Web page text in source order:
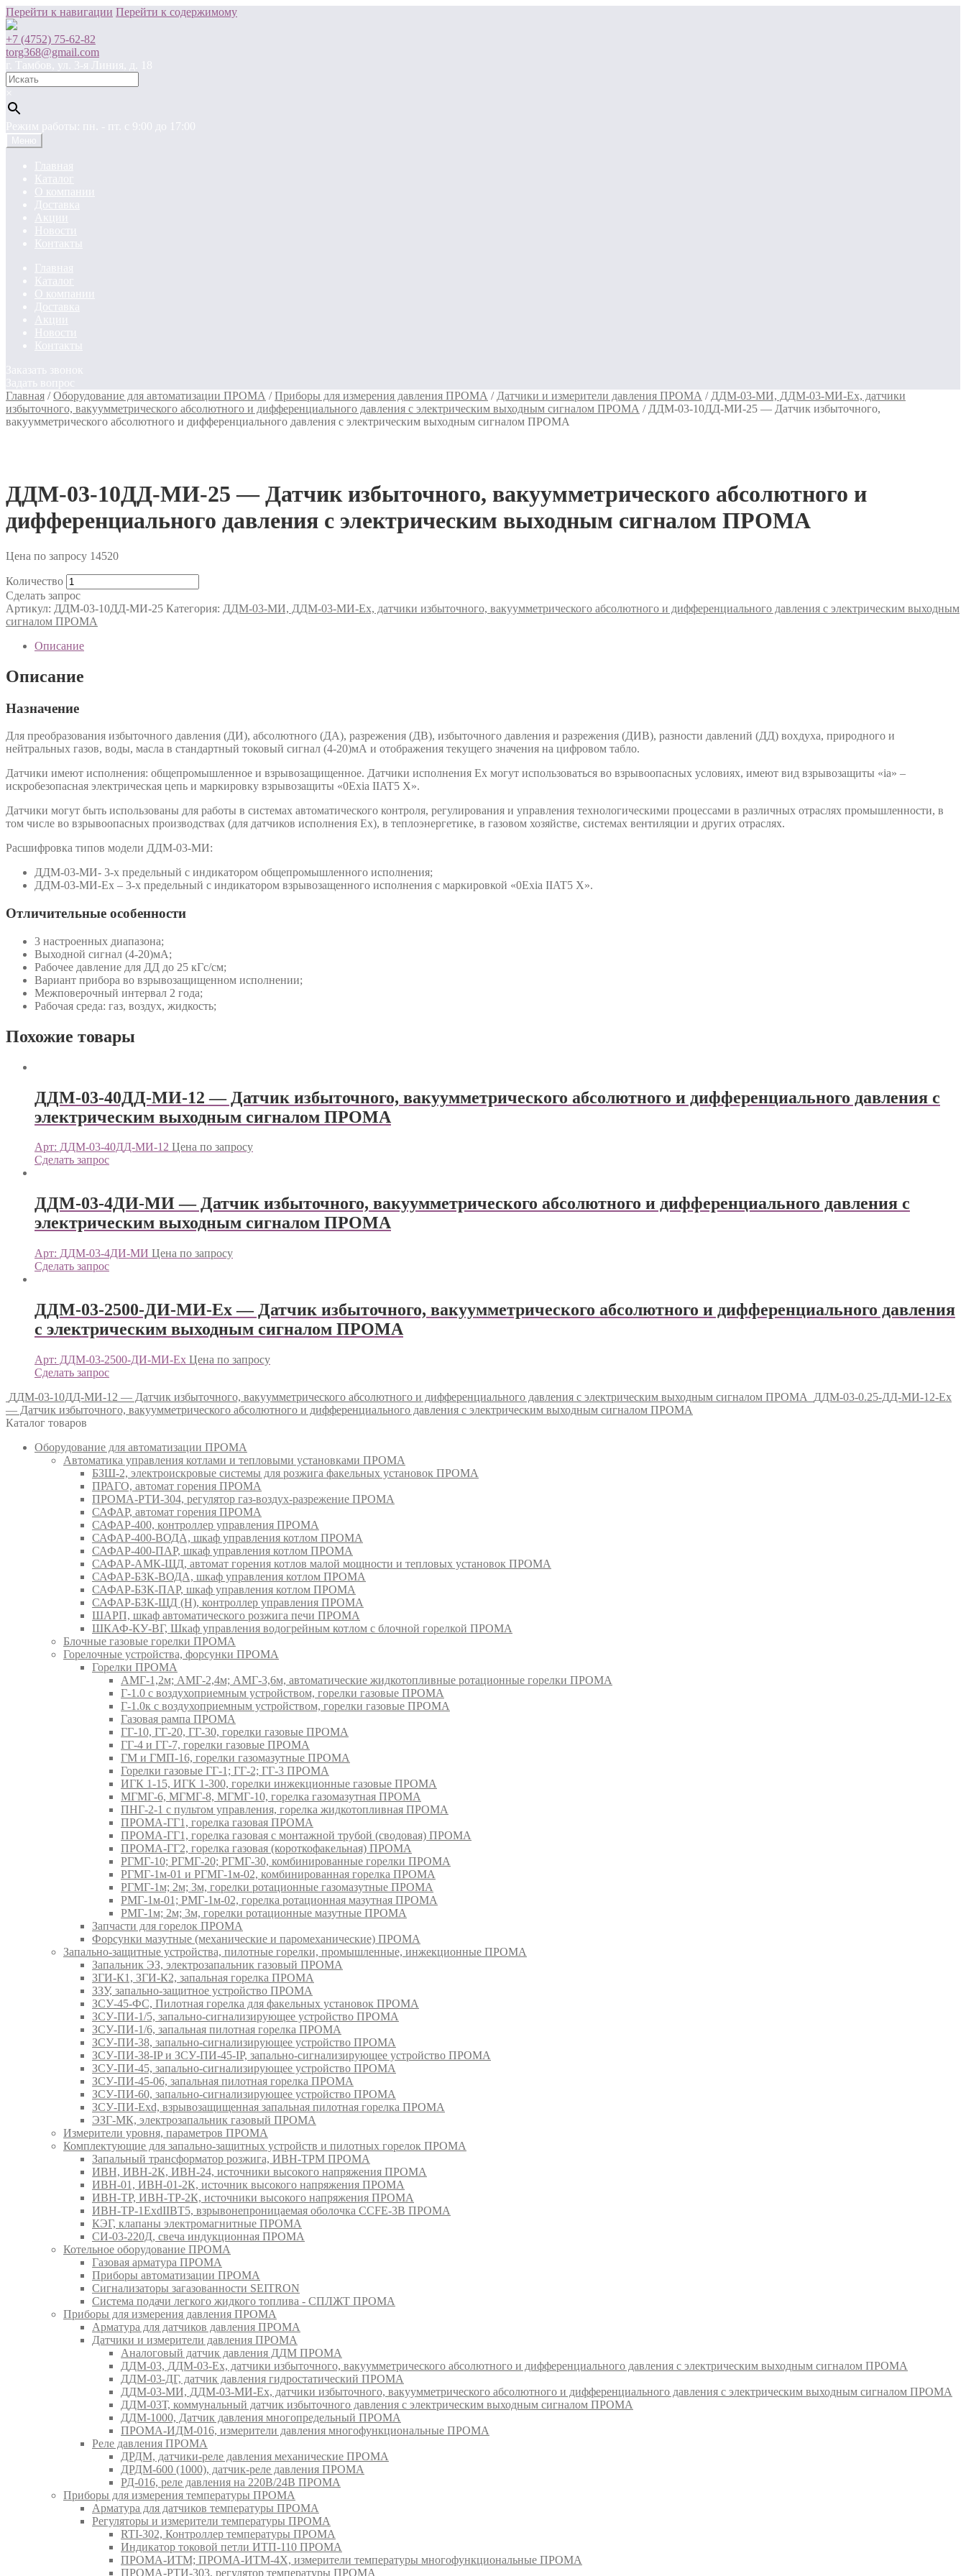
Перейти к навигации Перейти к содержимому
+7 (4752) 75-62-82
torg368@gmail.com
г. Тамбов, ул. 3-я Линия, д. 18
×
Режим работы: пн. - пт. c 9:00 до 17:00
Меню
Главная
Каталог
О компании
Доставка
Акции
Новости
Контакты
Главная
Каталог
О компании
Доставка
Акции
Новости
Контакты
Заказать звонок
Задать вопрос
Главная /Оборудование для автоматизации ПРОМА /Приборы для измерения давления ПРОМА / Датчики и измерители давления ПРОМА / ДДМ-03-МИ, ДДМ-03-МИ-Ех, датчики
избыточного, вакуумметрического абсолютного и дифференциального давления с электрическим выходным сигналом ПРОМА / ДДМ-03-10ДД-МИ-25 — Датчик избыточного,
вакуумметрического абсолютного и дифференциального давления с электрическим выходным сигналом ПРОМА
ДДМ-03-10ДД-МИ-25 — Датчик избыточного, вакуумметрического абсолютного и
дифференциального давления с электрическим выходным сигналом ПРОМА
Цена по запросу 14520
Количество
Сделать запрос
Артикул: ДДМ-03-10ДД-МИ-25 Категория: ДДМ-03-МИ, ДДМ-03-МИ-Ех, датчики избыточного, вакуумметрического абсолютного и дифференциального давления с электрическим выходным
сигналом ПРОМА
Описание
Описание
Назначение
Для преобразования избыточного давления (ДИ), абсолютного (ДА), разрежения (ДВ), избыточного давления и разрежения (ДИВ), разности давлений (ДД) вохдуха, природного и
нейтральных газов, воды, масла в стандартный токовый сигнал (4-20)мА и отображения текущего значения на цифровом табло.
Датчики имеют исполнения: общепромышленное и взрывозащищенное. Датчики исполнения Ех могут использоваться во взрывоопасных условиях, имеют вид взрывозащиты «ia» –
искробезопасная электрическая цепь и маркировку взрывозащиты «0Exia IIAT5 Х».
Датчики могут быть использованы для работы в системах автоматического контроля, регулирования и управления технологическими процессами в различных отраслях промышленности, в
том числе во взрывоопасных производствах (для датчиков исполнения Ех), в теплоэнергетике, в газовом хозяйстве, системах вентиляции и других отраслях.
Расшифровка типов модели ДДМ-03-МИ:
ДДМ-03-МИ- 3-х предельный с индикатором общепромышленного исполнения;
ДДМ-03-МИ-Ех – 3-х предельный с индикатором взрывозащенного исполнения с маркировкой «0Exia IIAT5 Х».
Отличительные особенности
3 настроенных диапазона;
Выходной сигнал (4-20)мА;
Рабочее давление для ДД до 25 кГс/см;
Вариант прибора во взрывозащищенном исполнении;
Межповерочный интервал 2 года;
Рабочая среда: газ, воздух, жидкость;
Похожие товары
ДДМ-03-40ДД-МИ-12 — Датчик избыточного, вакуумметрического абсолютного и дифференциального давления с
электрическим выходным сигналом ПРОМА
Арт: ДДМ-03-40ДД-МИ-12 Цена по запросу
Сделать запрос
ДДМ-03-4ДИ-МИ — Датчик избыточного, вакуумметрического абсолютного и дифференциального давления с
электрическим выходным сигналом ПРОМА
Арт: ДДМ-03-4ДИ-МИ Цена по запросу
Сделать запрос
ДДМ-03-2500-ДИ-МИ-Ex — Датчик избыточного, вакуумметрического абсолютного и дифференциального давления
с электрическим выходным сигналом ПРОМА
Арт: ДДМ-03-2500-ДИ-МИ-Ex Цена по запросу
Сделать запрос
ДДМ-03-10ДД-МИ-12 — Датчик избыточного, вакуумметрического абсолютного и дифференциального давления с электрическим выходным сигналом ПРОМА
ДДМ-03-0.25-ДД-МИ-12-Ex
— Датчик избыточного, вакуумметрического абсолютного и дифференциального давления с электрическим выходным сигналом ПРОМА
Каталог товаров
Оборудование для автоматизации ПРОМА
Автоматика управления котлами и тепловыми установками ПРОМА
БЗШ-2, электроискровые системы для розжига факельных установок ПРОМА
ПРАГО, автомат горения ПРОМА
ПРОМА-РТИ-304, регулятор газ-воздух-разрежение ПРОМА
САФАР, автомат горения ПРОМА
САФАР-400, контроллер управления ПРОМА
САФАР-400-ВОДА, шкаф управления котлом ПРОМА
САФАР-400-ПАР, шкаф управления котлом ПРОМА
САФАР-АМК-ЩД, автомат горения котлов малой мощности и тепловых установок ПРОМА
САФАР-БЗК-ВОДА, шкаф управления котлом ПРОМА
САФАР-БЗК-ПАР, шкаф управления котлом ПРОМА
САФАР-БЗК-ЩД (Н), контроллер управления ПРОМА
ШАРП, шкаф автоматического розжига печи ПРОМА
ШКАФ-КУ-ВГ, Шкаф управления водогрейным котлом с блочной горелкой ПРОМА
Блочные газовые горелки ПРОМА
Горелочные устройства, форсунки ПРОМА
Горелки ПРОМА
АМГ-1,2м; АМГ-2,4м; АМГ-3,6м, автоматические жидкотопливные ротационные горелки ПРОМА
Г-1.0 с воздухоприемным устройством, горелки газовые ПРОМА
Г-1.0к с воздухоприемным устройством, горелки газовые ПРОМА
Газовая рампа ПРОМА
ГГ-10, ГГ-20, ГГ-30, горелки газовые ПРОМА
ГГ-4 и ГГ-7, горелки газовые ПРОМА
ГМ и ГМП-16, горелки газомазутные ПРОМА
Горелки газовые ГГ-1; ГГ-2; ГГ-3 ПРОМА
ИГК 1-15, ИГК 1-300, горелки инжекционные газовые ПРОМА
МГМГ-6, МГМГ-8, МГМГ-10, горелка газомазутная ПРОМА
ПНГ-2-1 с пультом управления, горелка жидкотопливная ПРОМА
ПРОМА-ГГ1, горелка газовая ПРОМА
ПРОМА-ГГ1, горелка газовая с монтажной трубой (сводовая) ПРОМА
ПРОМА-ГГ2, горелка газовая (короткофакельная) ПРОМА
РГМГ-10; РГМГ-20; РГМГ-30, комбинированные горелки ПРОМА
РГМГ-1м-01 и РГМГ-1м-02, комбинированная горелка ПРОМА
РГМГ-1м; 2м; 3м, горелки ротационные газомазутные ПРОМА
РМГ-1м-01; РМГ-1м-02, горелка ротационная мазутная ПРОМА
РМГ-1м; 2м; 3м, горелки ротационные мазутные ПРОМА
Запчасти для горелок ПРОМА
Форсунки мазутные (механические и паромеханические) ПРОМА
Запально-защитные устройства, пилотные горелки, промышленные, инжекционные ПРОМА
Запальник ЭЗ, электрозапальник газовый ПРОМА
ЗГИ-К1, ЗГИ-К2, запальная горелка ПРОМА
ЗЗУ, запально-защитное устройство ПРОМА
ЗСУ-45-ФС, Пилотная горелка для факельных установок ПРОМА
ЗСУ-ПИ-1/5, запально-сигнализирующее устройство ПРОМА
ЗСУ-ПИ-1/6, запальная пилотная горелка ПРОМА
ЗСУ-ПИ-38, запально-сигнализирующее устройство ПРОМА
ЗСУ-ПИ-38-IP и ЗСУ-ПИ-45-IP, запально-сигнализирующее устройство ПРОМА
ЗСУ-ПИ-45, запально-сигнализирующее устройство ПРОМА
ЗСУ-ПИ-45-06, запальная пилотная горелка ПРОМА
ЗСУ-ПИ-60, запально-сигнализирующее устройство ПРОМА
ЗСУ-ПИ-Exd, взрывозащищенная запальная пилотная горелка ПРОМА
ЭЗГ-МК, электрозапальник газовый ПРОМА
Измерители уровня, параметров ПРОМА
Комплектующие для запально-защитных устройств и пилотных горелок ПРОМА
Запальный трансформатор розжига, ИВН-ТРМ ПРОМА
ИВН, ИВН-2К, ИВН-24, источники высокого напряжения ПРОМА
ИВН-01, ИВН-01-2К, источник высокого напряжения ПРОМА
ИВН-ТР, ИВН-ТР-2К, источники высокого напряжения ПРОМА
ИВН-ТР-1ExdIIBT5, взрывонепроницаемая оболочка CCFE-3B ПРОМА
КЭГ, клапаны электромагнитные ПРОМА
СИ-03-220Д, свеча индукционная ПРОМА
Котельное оборудование ПРОМА
Газовая арматура ПРОМА
Приборы автоматизации ПРОМА
Сигнализаторы загазованности SEITRON
Система подачи легкого жидкого топлива - СПЛЖТ ПРОМА
Приборы для измерения давления ПРОМА
Арматура для датчиков давления ПРОМА
Датчики и измерители давления ПРОМА
Аналоговый датчик давления ДДМ ПРОМА
ДДМ-03, ДДМ-03-Ех, датчики избыточного, вакуумметрического абсолютного и дифференциального давления с электрическим выходным сигналом ПРОМА
ДДМ-03-ДГ, датчик давления гидростатический ПРОМА
ДДМ-03-МИ, ДДМ-03-МИ-Ех, датчики избыточного, вакуумметрического абсолютного и дифференциального давления с электрическим выходным сигналом ПРОМА
ДДМ-03Т, коммунальный датчик избыточного давления с электрическим выходным сигналом ПРОМА
ДДМ-1000, Датчик давления многопредельный ПРОМА
ПРОМА-ИДМ-016, измерители давления многофункциональные ПРОМА
Реле давления ПРОМА
ДРДМ, датчики-реле давления механические ПРОМА
ДРДМ-600 (1000), датчик-реле давления ПРОМА
РД-016, реле давления на 220В/24В ПРОМА
Приборы для измерения температуры ПРОМА
Арматура для датчиков температуры ПРОМА
Регуляторы и измерители температуры ПРОМА
RTI-302, Контроллер температуры ПРОМА
Индикатор токовой петли ИТП-110 ПРОМА
ПРОМА-ИТМ; ПРОМА-ИТМ-4Х, измерители температуры многофункциональные ПРОМА
ПРОМА-РТИ-303, регулятор температуры ПРОМА